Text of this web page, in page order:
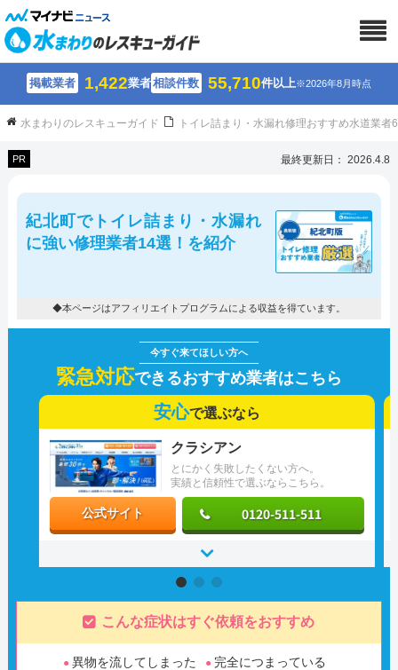
掲載業者 1,422業者相談件数 55,710件以上※2026年8月時点
水まわりのレスキューガイド トイレ詰まり・水漏れ修理おすすめ水道業
PR 最終更新日： 2026.4.8
紀北町でトイレ詰まり・水漏れ
に強い修理業者14選！を紹介
◆本ページはアフィリエイトプログラムによる収益を得ています。
緊急対応できるおすすめ業者はこちら
安心で選ぶなら
とにかく失敗したくない方へ。
実績と信頼性で選ぶならこちら。
クラシアン
公式サイト 0120-511-511
こんな症状はすぐ依頼をおすすめ
異物を流してしまった
完全につまっている